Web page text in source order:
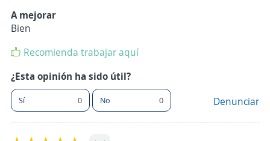
A mejorar
Bien
Recomienda trabajar aquí
¿Esta opinión ha sido útil?
Sí 0 No 0 Denunciar